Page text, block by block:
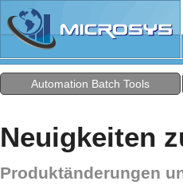
Automation Batch Tools
Neuigkeiten
Produktänderungen